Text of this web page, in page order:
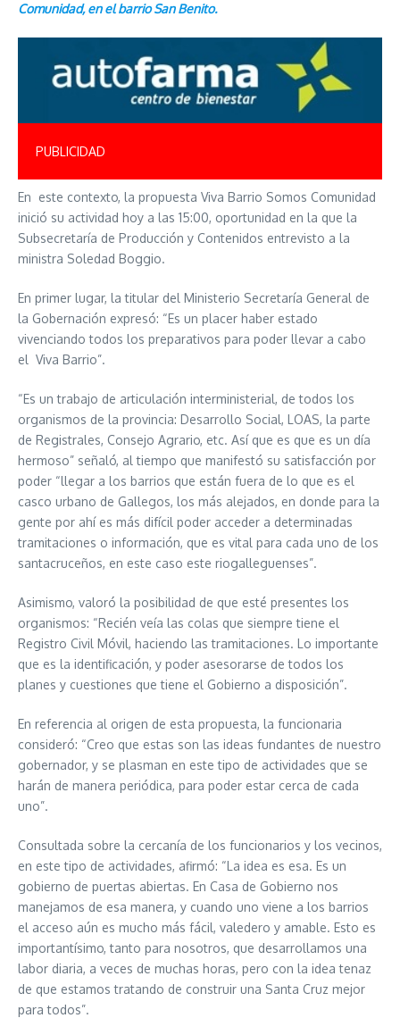
Comunidad, en el barrio San Benito.
PUBLICIDAD
En este contexto, la propuesta Viva Barrio Somos Comunidad
inició su actividad hoy a las 15:00, oportunidad en la que la
Subsecretaría de Producción y Contenidos entrevisto a la
ministra Soledad Boggio.
En primer lugar, la titular del Ministerio Secretaría General de
la Gobernación expresó: “Es un placer haber estado
vivenciando todos los preparativos para poder llevar a cabo
el Viva Barrio”.
“Es un trabajo de articulación interministerial, de todos los
organismos de la provincia: Desarrollo Social, LOAS, la parte
de Registrales, Consejo Agrario, etc. Así que es que es un día
hermoso” señaló, al tiempo que manifestó su satisfacción por
poder “llegar a los barrios que están fuera de lo que es el
casco urbano de Gallegos, los más alejados, en donde para la
gente por ahí es más difícil poder acceder a determinadas
tramitaciones o información, que es vital para cada uno de los
santacruceños, en este caso este riogalleguenses”.
Asimismo, valoró la posibilidad de que esté presentes los
organismos: “Recién veía las colas que siempre tiene el
Registro Civil Móvil, haciendo las tramitaciones. Lo importante
que es la identificación, y poder asesorarse de todos los
planes y cuestiones que tiene el Gobierno a disposición”.
En referencia al origen de esta propuesta, la funcionaria
consideró: “Creo que estas son las ideas fundantes de nuestro
gobernador, y se plasman en este tipo de actividades que se
harán de manera periódica, para poder estar cerca de cada
uno”.
Consultada sobre la cercanía de los funcionarios y los vecinos,
en este tipo de actividades, afirmó: “La idea es esa. Es un
gobierno de puertas abiertas. En Casa de Gobierno nos
manejamos de esa manera, y cuando uno viene a los barrios
el acceso aún es mucho más fácil, valedero y amable. Esto es
importantísimo, tanto para nosotros, que desarrollamos una
labor diaria, a veces de muchas horas, pero con la idea tenaz
de que estamos tratando de construir una Santa Cruz mejor
para todos”.